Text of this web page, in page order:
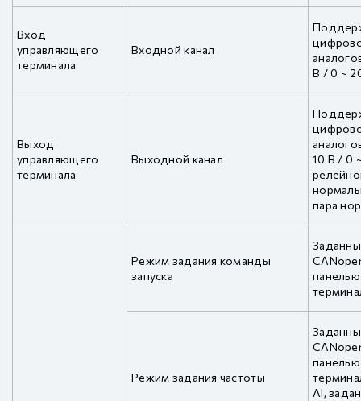
Вход
управляющего
терминала
Входной канал
В / 0 ~
Выход
управляющего
терминала
Выходной канал
10 В / 0
пара
Режим задания команды
запуска
Режим задания частоты
AI,